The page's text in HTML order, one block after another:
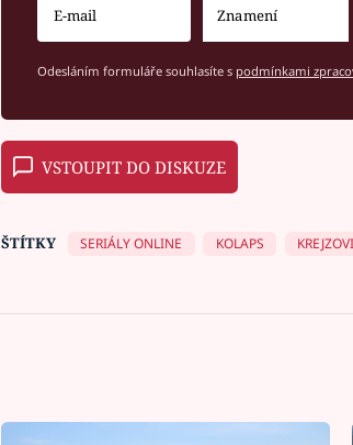
Odesláním formuláře souhlasíte s podmínkami
VSTOUPIT DO DISKUZE
ŠTÍTKY SERIÁLY ONLINE KOLAPS